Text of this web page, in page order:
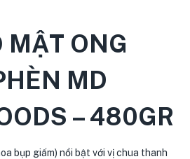
MẬT ONG
MD
– 480GR
bụp giấm) nổi bật với vị chua thanh